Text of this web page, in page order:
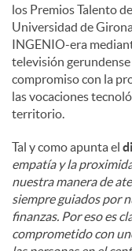
los Premios Talento
Universidad de
INGENIO-era
televisión gerundense
compromiso con la
las vocaciones
territorio.
Tal y como apunta el
empatía y la
nuestra manera de
siempre guiados por
finanzas. Por eso es
comprometido con